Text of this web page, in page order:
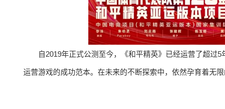
自2019年正式公测至今，《和平精英》已经运营了超过
运营游戏的成功范本。在未来的不断探索中，依然孕育着无限